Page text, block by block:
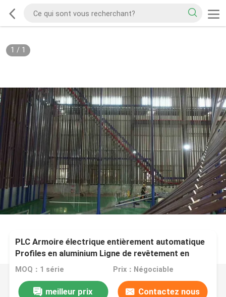
1 / 1
PLC Armoire électrique entièrement automatique
Profiles en aluminium Ligne de revêtement en
poudre électrostatique verticale
MOQ：1 série Prix：Négociable
meilleur prix Contactez nous